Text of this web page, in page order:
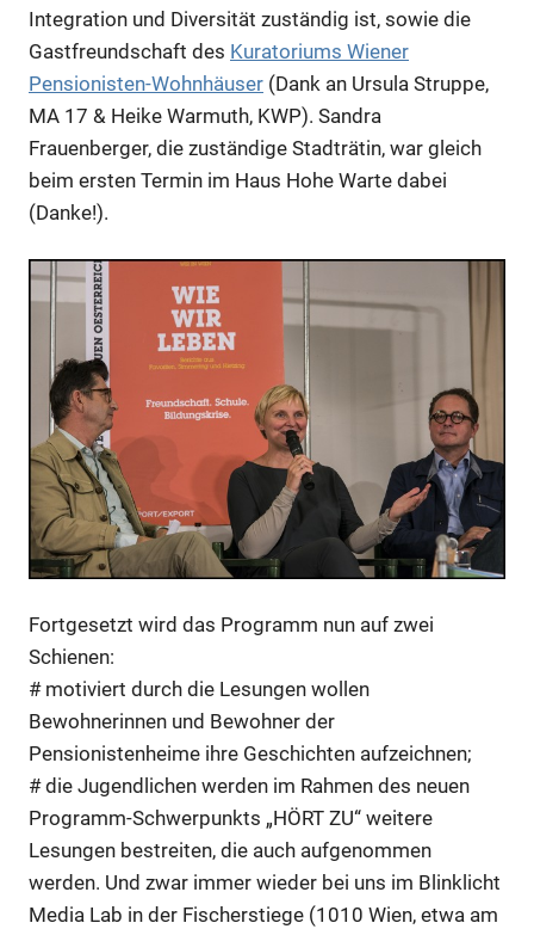
Integration und Diversität zuständig ist, sowie die
Gastfreundschaft des Kuratoriums Wiener
Pensionisten-Wohnhäuser (Dank an Ursula Struppe,
MA 17 & Heike Warmuth, KWP). Sandra
Frauenberger, die zuständige Stadträtin, war gleich
beim ersten Termin im Haus Hohe Warte dabei
(Danke!).
Fortgesetzt wird das Programm nun auf zwei
Schienen:
# motiviert durch die Lesungen wollen
Bewohnerinnen und Bewohner der
Pensionistenheime ihre Geschichten aufzeichnen;
# die Jugendlichen werden im Rahmen des neuen
Programm-Schwerpunkts „HÖRT ZU“ weitere
Lesungen bestreiten, die auch aufgenommen
werden. Und zwar immer wieder bei uns im Blinklicht
Media Lab in der Fischerstiege (1010 Wien, etwa am